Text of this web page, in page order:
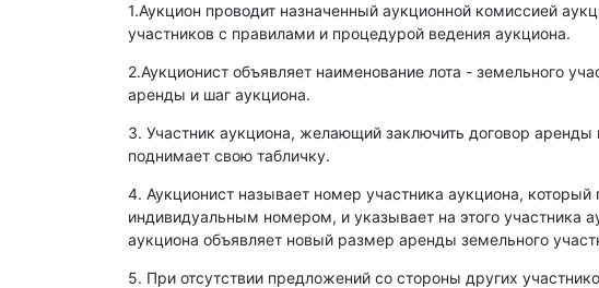
1.Аукцион проводит назначенный аукционной комиссией
участников с правилами и процедурой ведения аукциона.
2.Аукционист объявляет наименование лота - земельного
аренды и шаг аукциона.
3. Участник аукциона, желающий заключить договор
поднимает свою табличку.
4. Аукционист называет номер участника аукциона,
индивидуальным номером, и указывает на этого участника
аукциона объявляет новый размер аренды земельного
5. При отсутствии предложений со стороны других